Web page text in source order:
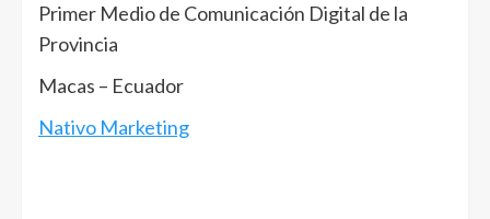
Primer Medio de Comunicación Digital de la
Provincia
Macas – Ecuador
Nativo Marketing